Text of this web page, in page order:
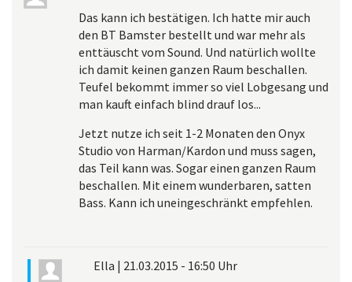
Das kann ich bestätigen. Ich hatte mir auch
den BT Bamster bestellt und war mehr als
enttäuscht vom Sound. Und natürlich wollte
ich damit keinen ganzen Raum beschallen.
Teufel bekommt immer so viel Lobgesang und
man kauft einfach blind drauf los...
Jetzt nutze ich seit 1-2 Monaten den Onyx
Studio von Harman/Kardon und muss sagen,
das Teil kann was. Sogar einen ganzen Raum
beschallen. Mit einem wunderbaren, satten
Bass. Kann ich uneingeschränkt empfehlen.
Ella | 21.03.2015 - 16:50 Uhr